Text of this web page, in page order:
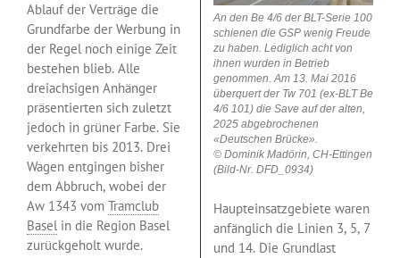
Ablauf der Verträge die
Grundfarbe der Werbung in
der Regel noch einige Zeit
bestehen blieb. Alle
dreiachsigen Anhänger
präsentierten sich zuletzt
jedoch in grüner Farbe. Sie
verkehrten bis 2013. Drei
Wagen entgingen bisher
dem Abbruch, wobei der
Aw 1343 vom Tramclub
Basel in die Region Basel
zurückgeholt wurde.
An den Be 4/6 der BLT-Serie 100
schienen die GSP wenig Freude
zu haben. Lediglich acht von
ihnen wurden in Betrieb
genommen. Am 13. Mai 2016
überquert der Tw 701 (ex-BLT Be
4/6 101) die Save auf der alten,
2025 abgebrochenen
«Deutschen Brücke».
© Dominik Madörin, CH-Ettingen
(Bild-Nr. DFD_0934)
Haupteinsatzgebiete waren
anfänglich die Linien 3, 5, 7
und 14. Die Grundlast